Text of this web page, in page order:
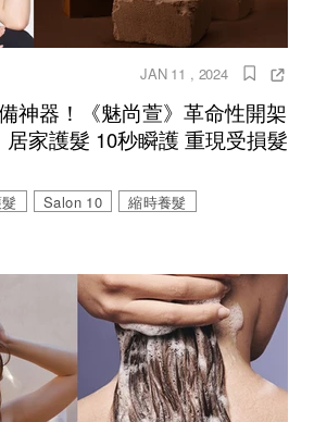
JAN 11 , 2024
神器！《魅尚萱》革命性開架
居家護髮 10秒瞬護 重現受損髮
Salon 10 縮時養髮